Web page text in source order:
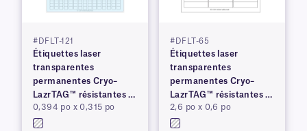
#DFLT-121
Étiquettes laser
transparentes
permanentes Cryo–
LazrTAG™ résistantes à
la cryogénie et à
l'autoclave
0,394 po x 0,315 po
#DFLT-65
Étiquettes laser
transparentes
permanentes Cryo–
LazrTAG™ résistantes à
la cryogénie et à
l'autoclave
2,6 po x 0,6 po